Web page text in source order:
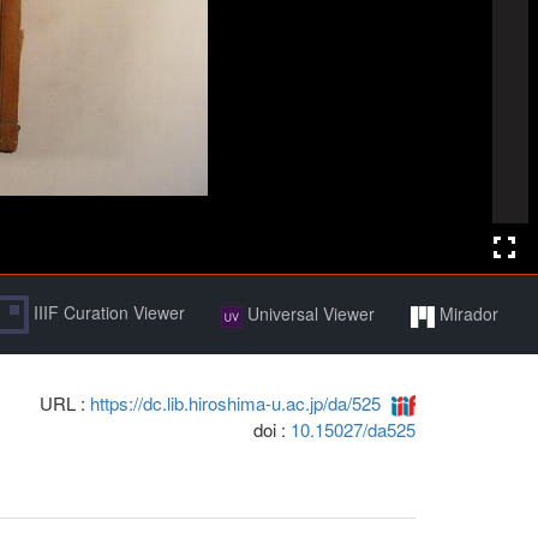
IIIF Curation Viewer Universal Viewer Mirador
URL : https://dc.lib.hiroshima-u.ac.jp/da/525
doi : 10.15027/da525